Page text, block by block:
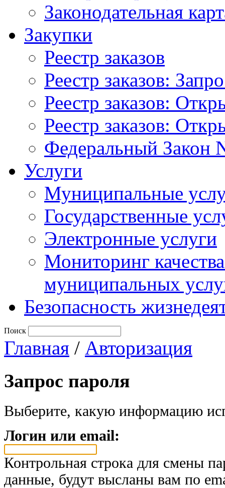
Законодательная
Закупки
Реестр заказов
Реестр заказов:
Реестр заказов:
Реестр заказов:
Федеральный Закон
Услуги
Муниципальные
Государственные
Электронные услуги
Мониторинг
муниципальных
Безопасность
Поиск
Главная / Авторизация
Запрос пароля
Выберите, какую информацию
Логин или email:
Контрольная строка для смены
данные, будут высланы вам по